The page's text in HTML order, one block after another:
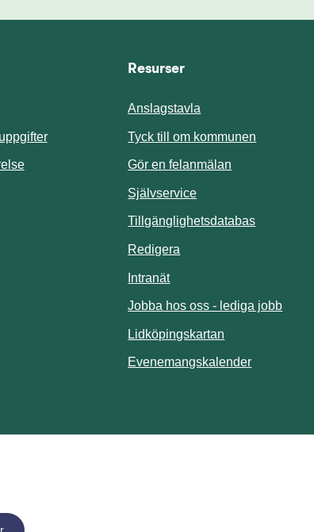
Resurser
Anslagstavla
Tyck till om kommunen Länk till
Gör en felanmälan
SjälvserviceLänk till annan
TillgänglighetsdatabasLänk till
Redigera
IntranätLänk till annan webbplats.
Jobba hos oss - lediga jobb
Lidköpingskartan
EvenemangskalenderLänk till